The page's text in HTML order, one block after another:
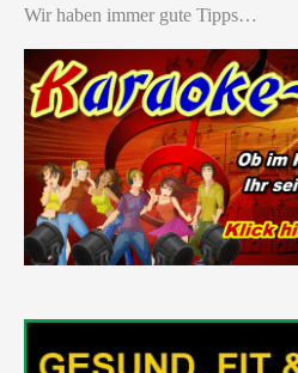
Wir haben immer gute Tipps…